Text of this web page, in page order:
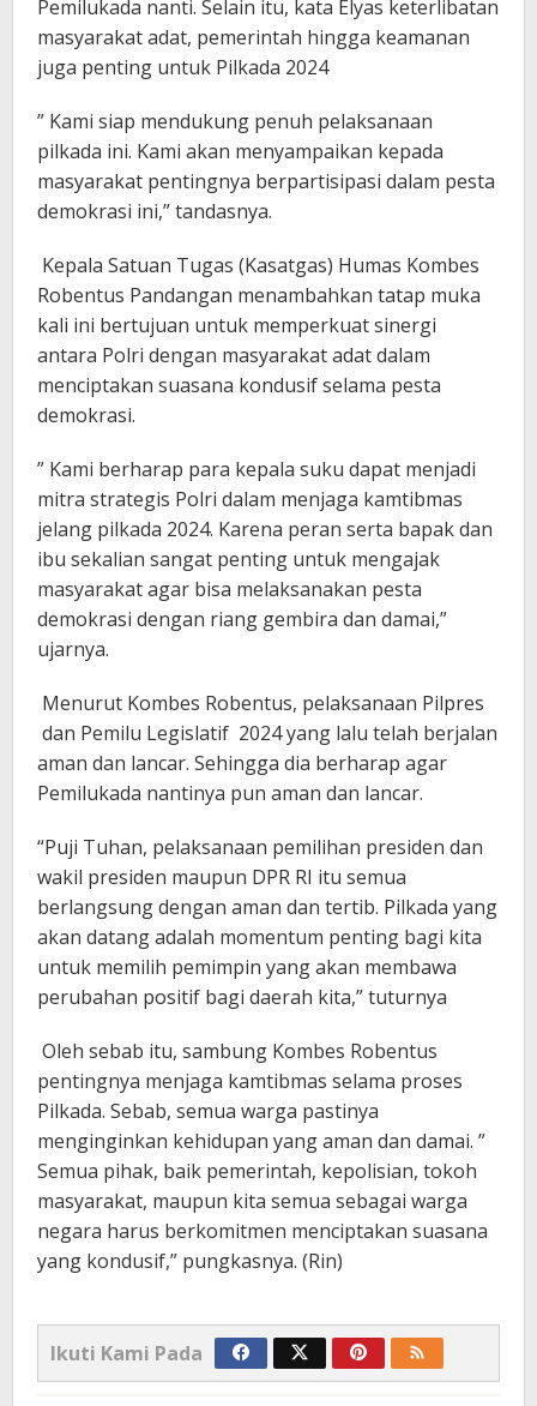
Pemilukada nanti. Selain itu, kata Elyas keterlibatan
masyarakat adat, pemerintah hingga keamanan
juga penting untuk Pilkada 2024
” Kami siap mendukung penuh pelaksanaan
pilkada ini. Kami akan menyampaikan kepada
masyarakat pentingnya berpartisipasi dalam pesta
demokrasi ini,” tandasnya.
Kepala Satuan Tugas (Kasatgas) Humas Kombes
Robentus Pandangan menambahkan tatap muka
kali ini bertujuan untuk memperkuat sinergi
antara Polri dengan masyarakat adat dalam
menciptakan suasana kondusif selama pesta
demokrasi.
” Kami berharap para kepala suku dapat menjadi
mitra strategis Polri dalam menjaga kamtibmas
jelang pilkada 2024. Karena peran serta bapak dan
ibu sekalian sangat penting untuk mengajak
masyarakat agar bisa melaksanakan pesta
demokrasi dengan riang gembira dan damai,”
ujarnya.
Menurut Kombes Robentus, pelaksanaan Pilpres
dan Pemilu Legislatif 2024 yang lalu telah berjalan
aman dan lancar. Sehingga dia berharap agar
Pemilukada nantinya pun aman dan lancar.
“Puji Tuhan, pelaksanaan pemilihan presiden dan
wakil presiden maupun DPR RI itu semua
berlangsung dengan aman dan tertib. Pilkada yang
akan datang adalah momentum penting bagi kita
untuk memilih pemimpin yang akan membawa
perubahan positif bagi daerah kita,” tuturnya
Oleh sebab itu, sambung Kombes Robentus
pentingnya menjaga kamtibmas selama proses
Pilkada. Sebab, semua warga pastinya
menginginkan kehidupan yang aman dan damai. ”
Semua pihak, baik pemerintah, kepolisian, tokoh
masyarakat, maupun kita semua sebagai warga
negara harus berkomitmen menciptakan suasana
yang kondusif,” pungkasnya. (Rin)
Ikuti Kami Pada